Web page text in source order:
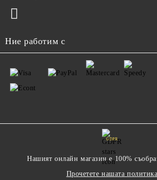
Ние работим с
GDPR
Нашият онлайн магазин е 100%
Прочетете нашата политика